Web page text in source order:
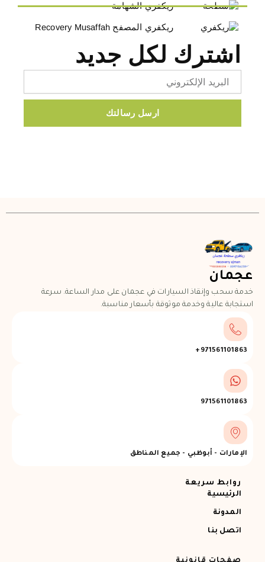
ريكفري الشهامة
ريكفري المصفح Recovery Musaffah
اشترك لكل جديد
ارسل رسالتك
عجمان
خدمة سحب وإنقاذ السيارات في عجمان على مدار الساعة. سرعة
استجابة عالية وخدمة موثوقة بأسعار مناسبة.
971561101863+
971561101863
الإمارات - أبوظبي - جميع المناطق
روابط سريعة
الرئيسية
المدونة
اتصل بنا